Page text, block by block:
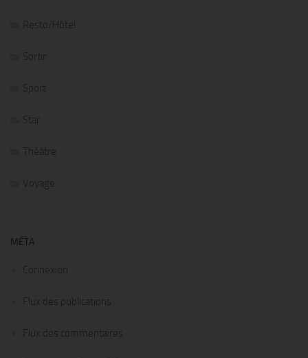
Resto/Hôtel
Sortir
Sport
Star
Théâtre
Voyage
MÉTA
Connexion
Flux des publications
Flux des commentaires